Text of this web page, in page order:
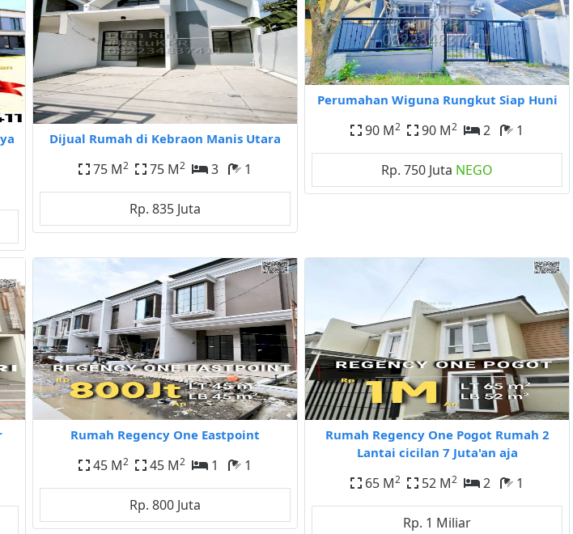
Dijual Rumah di Kebraon Manis Utara
75 M2 75 M2 3 1
Rp. 835 Juta
Perumahan Wiguna Rungkut Siap Huni
90 M2 90 M2 2 1
Rp. 750 Juta NEGO
Rumah Regency One Eastpoint
45 M2 45 M2 1 1
Rp. 800 Juta
Rumah Regency One Pogot Rumah 2
Lantai cicilan 7 Juta'an aja
65 M2 52 M2 2 1
Rp. 1 Miliar